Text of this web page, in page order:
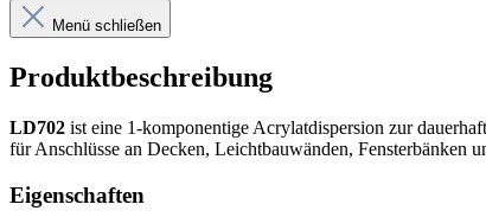
Menü schließen
Produktbeschreibung
LD702 ist eine 1‑komponentige Acrylatdispersion zur
für Anschlüsse an Decken, Leichtbauwänden, Fensterbänken
Eigenschaften